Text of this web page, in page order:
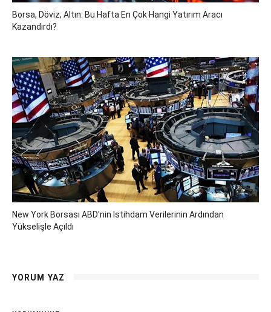
Borsa, Döviz, Altın: Bu Hafta En Çok Hangi Yatırım Aracı
Kazandırdı?
New York Borsası ABD'nin Istihdam Verilerinin Ardından
Yükselişle Açıldı
YORUM YAZ